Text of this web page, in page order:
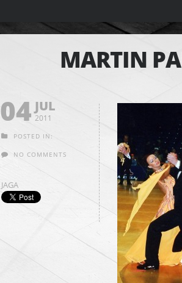
MARTIN
04 JUL
2011
POSTED IN:
NO COMMENTS
JAGA